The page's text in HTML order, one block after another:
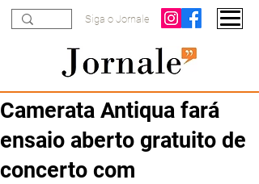
Siga o Jornale
Camerata Antiqua fará
ensaio aberto gratuito de
concerto com